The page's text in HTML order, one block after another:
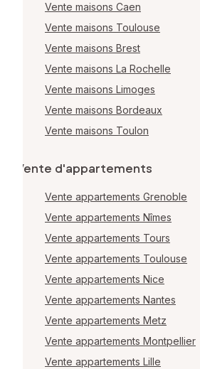
Vente maisons Caen
Vente maisons Toulouse
Vente maisons Brest
Vente maisons La Rochelle
Vente maisons Limoges
Vente maisons Bordeaux
Vente maisons Toulon
Vente d'appartements
Vente appartements Grenoble
Vente appartements Nîmes
Vente appartements Tours
Vente appartements Toulouse
Vente appartements Nice
Vente appartements Nantes
Vente appartements Metz
Vente appartements Montpellier
Vente appartements Lille